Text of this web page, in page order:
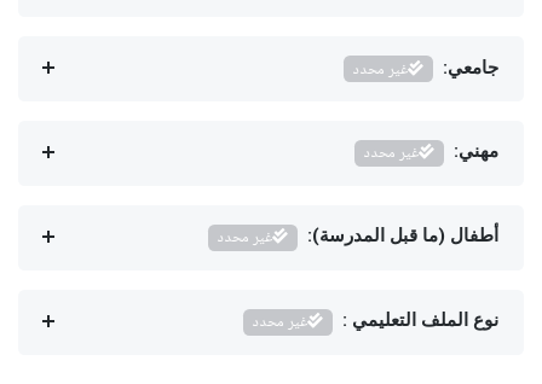
جامعي: غير محدد
مهني: غير محدد
أطفال (ما قبل المدرسة): غير محدد
نوع الملف التعليمي : غير محدد